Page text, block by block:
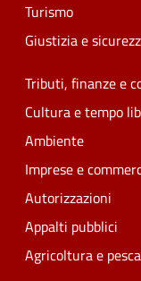
Turismo
Giustizia e
Tributi, finanze e
Cultura e tempo
Ambiente
Imprese e
Autorizzazioni
Appalti pubblici
Agricoltura e pesca